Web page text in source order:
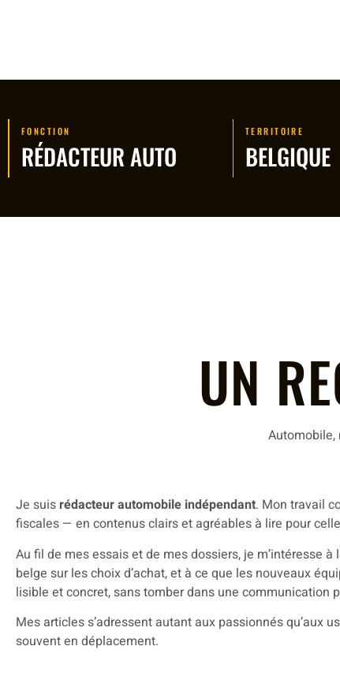
FONCTION
RÉDACTEUR AUTO
TERRITOIRE
BELGIQUE
UN
Je suis rédacteur automobile indépendant. Mon travail
fiscales — en contenus clairs et agréables à lire pour
Au fil de mes essais et de mes dossiers, je m’intéresse
belge sur les choix d’achat, et à ce que les nouveaux
lisible et concret, sans tomber dans une communication
Mes articles s’adressent autant aux passionnés
souvent en déplacement.